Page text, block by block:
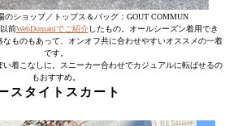
のショップ／トップス＆バッグ：GOUT COMMUN
前WebDomaniでご紹介したもの。オールシーズン着用でき
なものもあって、オンオフ共に合わせやすいオススメの一着
です。
着こなしに。スニーカー合わせでカジュアルに転ばせるの
もおすすめ。
スタイトスカート